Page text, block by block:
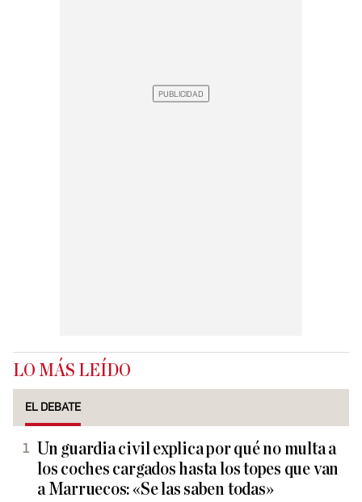
LO MÁS LEÍDO
EL DEBATE
Un guardia civil explica por qué no multa a
los coches cargados hasta los topes que van
a Marruecos: «Se las saben todas»